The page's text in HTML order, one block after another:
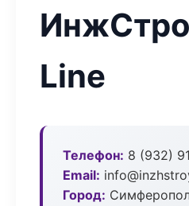
Line
Телефон: 8 (932)
Email:
Город: